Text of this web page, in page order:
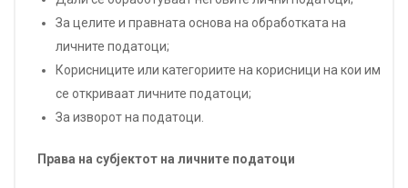
За целите и правната основа на обработката на
личните податоци;
Корисниците или категориите на корисници на кои им
се откриваат личните податоци;
За изворот на податоци.
Права на субјектот на личните податоци